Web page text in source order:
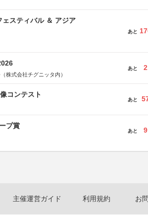
スティバル ＆ アジア
あと
株式会社チグニッタ内）
あと 2
コンテスト
あと
プ賞
あと 9
主催運営ガイド 利用規約 お